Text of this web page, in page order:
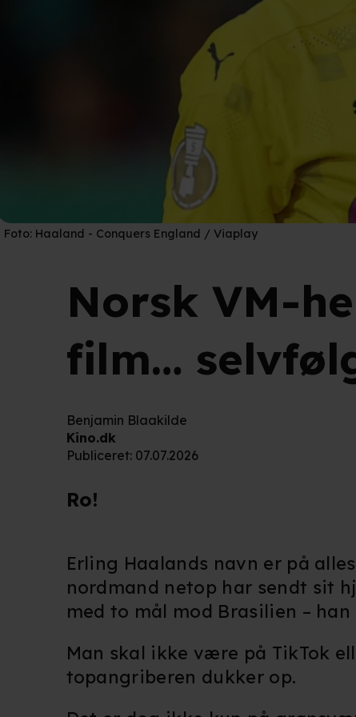
Foto: Haaland - Conquers England / Viaplay
Norsk VM-
film…
Benjamin Blaakilde
Kino.dk
Publiceret: 07.07.2026
Ro!
Erling Haalands navn er på
nordmand netop har sendt sit
med to mål mod Brasilien –
Man skal ikke være på TikTok
topangriberen dukker op.